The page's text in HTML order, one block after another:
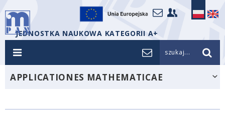
JEDNOSTKA NAUKOWA KATEGORII A+
szukaj...
APPLICATIONES MATHEMATICAE